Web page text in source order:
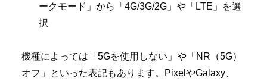
ークモード」から「4G/3G/2G」や「LTE」を選
択
機種によっては「5Gを使用しない」や「NR（5G）
オフ」といった表記もあります。PixelやGalaxy、